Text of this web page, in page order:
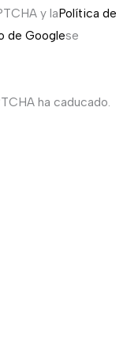
y laPolítica de
de Googlese
ha caducado.